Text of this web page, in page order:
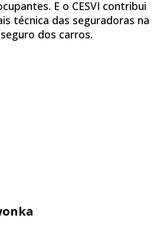
E o CESVI contribui
técnica das seguradoras na
dos carros.